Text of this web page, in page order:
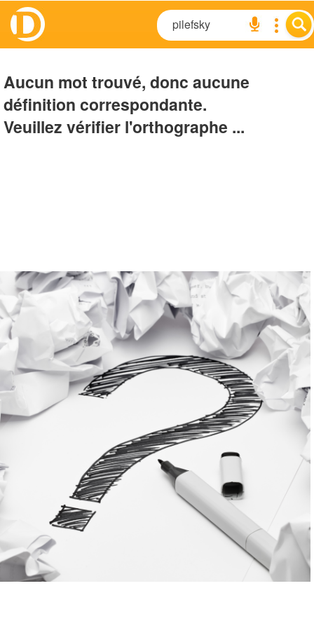
Aucun mot trouvé, donc aucune
définition correspondante.
Veuillez vérifier l'orthographe ...